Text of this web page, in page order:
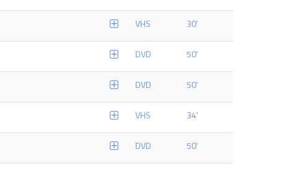
VHS 30'
DVD 50'
DVD 50'
VHS 34'
DVD 50'